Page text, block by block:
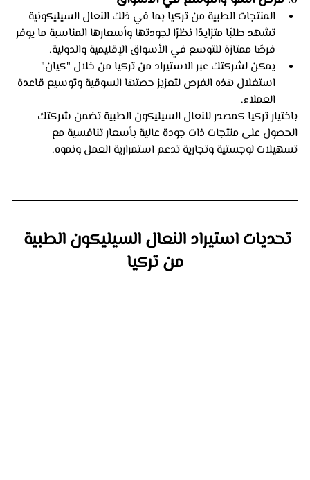
المنتجات الطبية من تركيا بما في ذلك النعال السيليكونية
تشهد طلبًا متزايدًا نظرًا لجودتها وأسعارها المناسبة ما يوفر
فرصًا ممتازة للتوسع في الأسواق الإقليمية والدولية.
يمكن لشركتك عبر الاستيراد من تركيا من خلال "كيان"
استغلال هذه الفرص لتعزيز حصتها السوقية وتوسيع قاعدة
العملاء.
باختيار تركيا كمصدر للنعال السيليكون الطبية تضمن شركتك
الحصول على منتجات ذات جودة عالية بأسعار تنافسية مع
تسهيلات لوجستية وتجارية تدعم استمرارية العمل ونموه.
تحديات استيراد النعال السيليكون الطبية
من تركيا